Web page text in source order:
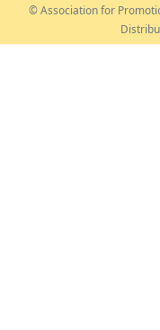
© Association for